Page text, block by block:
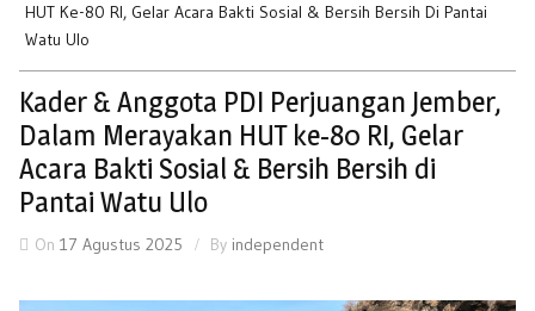
HUT Ke-80 RI, Gelar Acara Bakti Sosial & Bersih Bersih Di Pantai
Watu Ulo
Kader & Anggota PDI Perjuangan Jember,
Dalam Merayakan HUT ke-80 RI, Gelar
Acara Bakti Sosial & Bersih Bersih di
Pantai Watu Ulo
On 17 Agustus 2025 By independent